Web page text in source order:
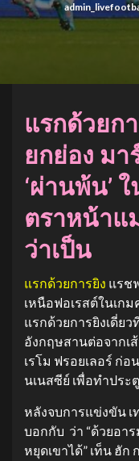
แรกด้วยก
ยกย่อง ม
‘ผ่านพ้น’
ตราหน้าแ
ว่าเป็น
แรกด้วยการยิง แรช
เหนือฟอเรสต์ในเก
แรกด้วยการยิงเดี่ย
อังกฤษสานต่อจากเ
เรโม ฟรอยเลอร์ ก่อ
นเนสซีย์ เพื่อทำประ
หลังจบการแข่งขัน เ
บอกกับ ว่า “ด้วยอา
หยุดเขาได้” เท็น ฮัก